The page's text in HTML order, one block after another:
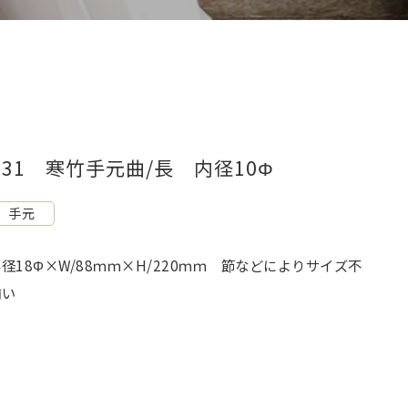
寒竹手元曲/長 内径10Φ
手元
18Φ×W/88ｍｍ×H/220ｍｍ 節などによりサイズ不